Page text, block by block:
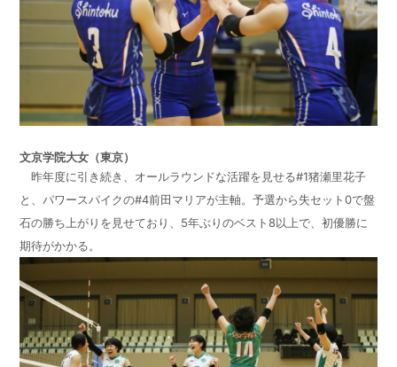
文京学院大女（東京）
昨年度に引き続き、オールラウンドな活躍を見せる#1猪瀬里花子
と、パワースパイクの#4前田マリアが主軸。予選から失セット0で盤
石の勝ち上がりを見せており、5年ぶりのベスト8以上で、初優勝に
期待がかかる。